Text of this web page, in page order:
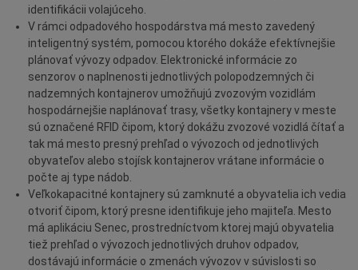
Dobrovoľníctvo
Benefícia
Duchovný život
EkoMesto
Tradície
Veda
Zvieratá
Súťaž
Pracovné ponuky
identifikácii volajúceho.
V rámci odpadového hospodárstva má mesto zavedený
inteligentný systém, pomocou ktorého dokáže efektívnejšie
plánovať vývozy odpadov. Elektronické informácie zo
senzorov o naplnenosti jednotlivých polopodzemných či
nadzemných kontajnerov umožňujú zvozovým vozidlám
hospodárnejšie naplánovať trasy, všetky kontajnery v meste
sú označené RFID čipom, ktorý dokážu zvozové vozidlá čítať a
tak má mesto presný prehľad o vývozoch od jednotlivých
obyvateľov alebo stojísk kontajnerov vrátane informácie o
počte aj type nádob.
Veľkokapacitné kontajnery sú zamknuté a obyvatelia ich vedia
otvoriť čipom, ktorý presne identifikuje jeho majiteľa. Mesto
má aplikáciu Senec, prostredníctvom ktorej majú obyvatelia
tiež prehľad o vývozoch jednotlivých druhov odpadov,
dostávajú informácie o zmenách vývozov v súvislosti so